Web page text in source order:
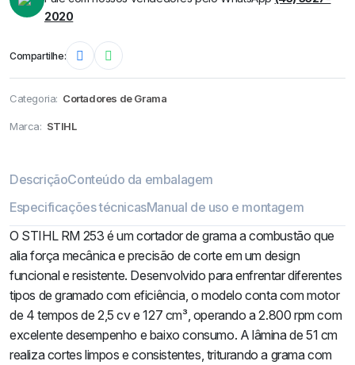
2020
Compartilhe:
Categoria: Cortadores de Grama
Marca: STIHL
DescriçãoConteúdo da embalagem
Especificações técnicasManual de uso e montagem
O STIHL RM 253 é um cortador de grama a combustão que
alia força mecânica e precisão de corte em um design
funcional e resistente. Desenvolvido para enfrentar diferentes
tipos de gramado com eficiência, o modelo conta com motor
de 4 tempos de 2,5 cv e 127 cm³, operando a 2.800 rpm com
excelente desempenho e baixo consumo. A lâmina de 51 cm
realiza cortes limpos e consistentes, triturando a grama com